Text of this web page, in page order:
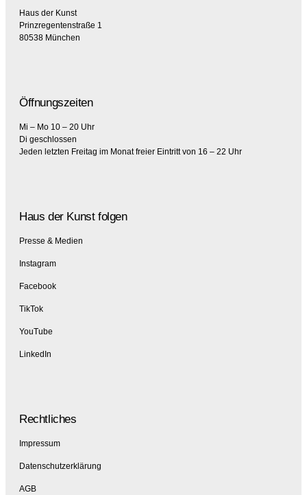
Haus der Kunst
Prinzregentenstraße 1
80538 München
Öffnungszeiten
Mi – Mo 10 – 20 Uhr
Di geschlossen
Jeden letzten Freitag im Monat freier Eintritt von 16 – 22 Uhr
Haus der Kunst folgen
Presse & Medien
Instagram
Facebook
TikTok
YouTube
LinkedIn
Rechtliches
Impressum
Datenschutzerklärung
AGB